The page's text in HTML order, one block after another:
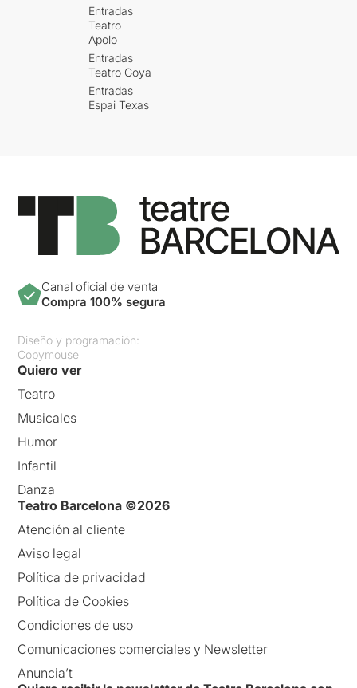
Entradas
Teatro
Apolo
Entradas
Teatro Goya
Entradas
Espai Texas
Canal oficial de venta
Compra 100% segura
Diseño y programación:
Copymouse
Quiero ver
Teatro
Musicales
Humor
Infantil
Danza
Teatro Barcelona ©2026
Atención al cliente
Aviso legal
Política de privacidad
Política de Cookies
Condiciones de uso
Comunicaciones comerciales y Newsletter
Anuncia’t